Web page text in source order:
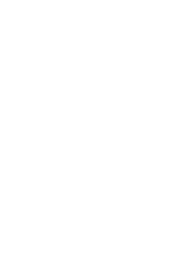
vrsta vozila, od